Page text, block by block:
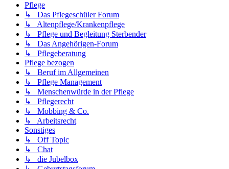
Pflege
↳ Das Pflegeschüler Forum
↳ Altenpflege/Krankenpflege
↳ Pflege und Begleitung Sterbender
↳ Das Angehörigen-Forum
↳ Pflegeberatung
Pflege bezogen
↳ Beruf im Allgemeinen
↳ Pflege Management
↳ Menschenwürde in der Pflege
↳ Pflegerecht
↳ Mobbing & Co.
↳ Arbeitsrecht
Sonstiges
↳ Off Topic
↳ Chat
↳ die Jubelbox